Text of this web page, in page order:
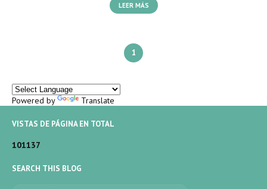
LEER MÁS
1
Powered by Translate
VISTAS DE PÁGINA EN TOTAL
101137
SEARCH THIS BLOG